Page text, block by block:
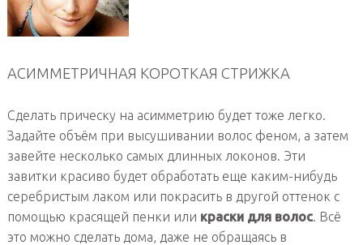
АСИММЕТРИЧНАЯ КОРОТКАЯ СТРИЖКА
Сделать прическу на асимметрию будет тоже легко.
Задайте объём при высушивании волос феном, а затем
завейте несколько самых длинных локонов. Эти
завитки красиво будет обработать еще каким-нибудь
серебристым лаком или покрасить в другой оттенок с
помощью красящей пенки или краски для волос. Всё
это можно сделать дома, даже не обращаясь в